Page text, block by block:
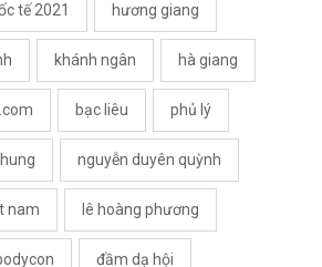
tế 2021 hương giang
khánh ngân hà giang
bạc liêu phủ lý
nguyễn duyên quỳnh
nam lê hoàng phương
đầm dạ hội